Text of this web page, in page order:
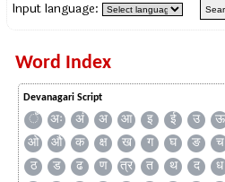
Input language:
Word Index
Devanagari Script
ँ अः अं अ आ इ ई उ ऊ
ओ
औ क क्ष ख ग घ ङ च
ठ
ड ढ ण त्र त थ द ध